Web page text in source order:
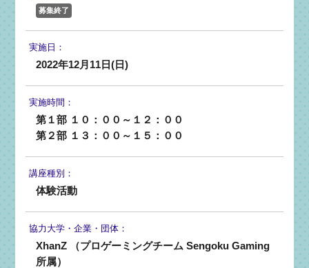
募集終了
実施日：
2022年12月11日(日)
実施時間：
第１部 １０：００～１２：００
第２部 １３：００～１５：００
講座種別：
体験活動
協力大学・企業・団体：
XhanZ （プロゲーミングチーム Sengoku Gaming
所属）